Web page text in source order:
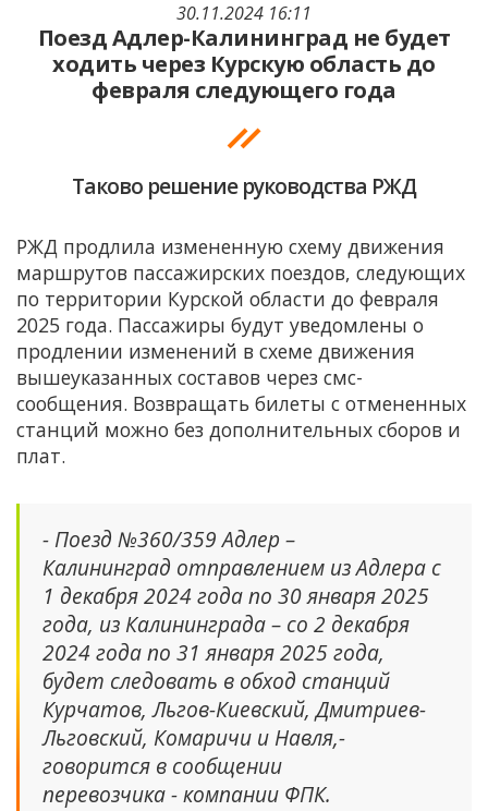
30.11.2024 16:11
Поезд Адлер-Калининград не будет
ходить через Курскую область до
февраля следующего года
Таково решение руководства РЖД
РЖД продлила измененную схему движения
маршрутов пассажирских поездов, следующих
по территории Курской области до февраля
2025 года. Пассажиры будут уведомлены о
продлении изменений в схеме движения
вышеуказанных составов через смс-
сообщения. Возвращать билеты с отмененных
станций можно без дополнительных сборов и
плат.
- Поезд №360/359 Адлер –
Калининград отправлением из Адлера с
1 декабря 2024 года по 30 января 2025
года, из Калининграда – со 2 декабря
2024 года по 31 января 2025 года,
будет следовать в обход станций
Курчатов, Льгов-Киевский, Дмитриев-
Льговский, Комаричи и Навля,-
говорится в сообщении
перевозчика - компании ФПК.